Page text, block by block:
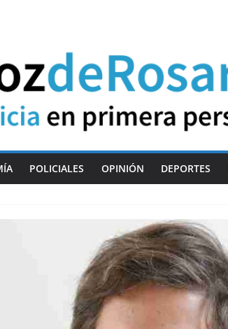
POLICIALES OPINIÓN DEPORTES